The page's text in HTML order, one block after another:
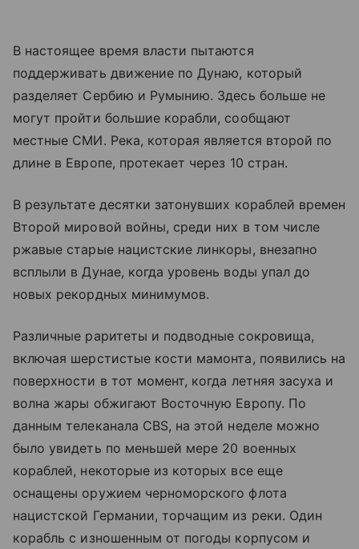
В настоящее время власти пытаются
поддерживать движение по Дунаю, который
разделяет Сербию и Румынию. Здесь больше не
могут пройти большие корабли, сообщают
местные СМИ. Река, которая является второй по
длине в Европе, протекает через 10 стран.
В результате десятки затонувших кораблей времен
Второй мировой войны, среди них в том числе
ржавые старые нацистские линкоры, внезапно
всплыли в Дунае, когда уровень воды упал до
новых рекордных минимумов.
Различные раритеты и подводные сокровища,
включая шерстистые кости мамонта, появились на
поверхности в тот момент, когда летняя засуха и
волна жары обжигают Восточную Европу. По
данным телеканала CBS, на этой неделе можно
было увидеть по меньшей мере 20 военных
кораблей, некоторые из которых все еще
оснащены оружием черноморского флота
нацистской Германии, торчащим из реки. Один
корабль с изношенным от погоды корпусом и